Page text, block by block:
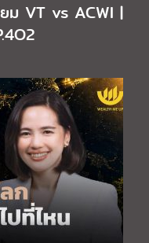
ม VT vs ACWI |